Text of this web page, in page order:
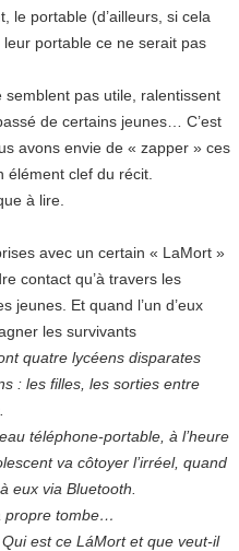
le portable (d’ailleurs, si cela
portable ce ne serait pas
pas utile, ralentissent
de certains jeunes… C’est
avons envie de « zapper » ces
élément clef du récit.
à lire.
avec un certain « LaMort »
contact qu’à travers les
jeunes. Et quand l’un d’eux
les survivants
quatre lycéens disparates
: les filles, les sorties entre
téléphone-portable, à l’heure
va côtoyer l’irréel, quand
eux via Bluetooth.
propre tombe…
est ce LáMort et que veut-il